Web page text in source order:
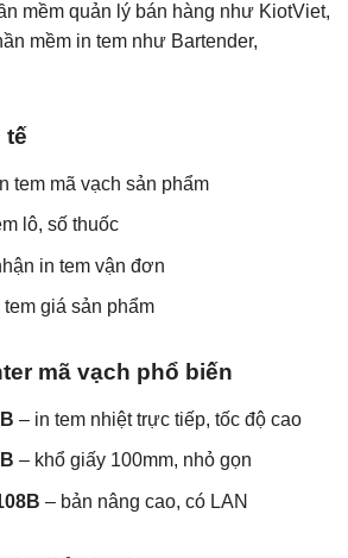
mềm quản lý bán hàng như KiotViet,
mềm in tem như Bartender,
tế
tem mã vạch sản phẩm
lô, số thuốc
in tem vận đơn
giá sản phẩm
mã vạch phổ biến
– in tem nhiệt trực tiếp, tốc độ cao
– khổ giấy 100mm, nhỏ gọn
– bản nâng cao, có LAN